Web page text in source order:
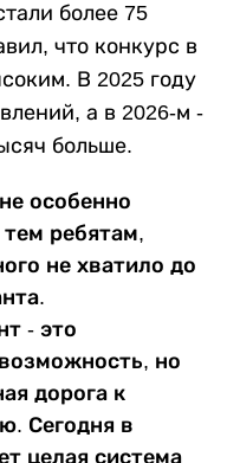
более 75
что конкурс в
В 2025 году
а в 2026-м -
больше.
особенно
тем ребятам,
не хватило до
- это
но
дорога к
Сегодня в
целая система